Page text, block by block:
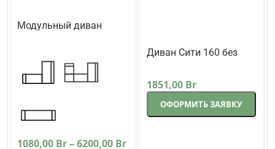
Модульный диван
1080,00 Br–6200,00 Br
Диван Сити 160 без
171 см коричневый
1851,00 Br
ОФОРМИТЬ ЗАЯВКУ